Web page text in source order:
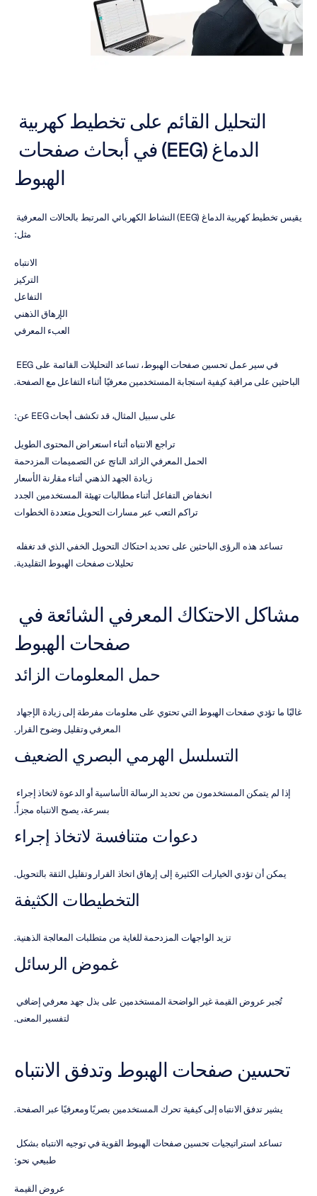
الهبوط
مثل:
الانتباه
التركيز
التفاعل
الإرهاق الذهني
العبء المعرفي
الباحثين على مراقبة كيفية استجابة المستخدمين معرفيًا أثناء التفاعل مع الصفحة.
على سبيل المثال، قد تكشف أبحاث EEG عن:
تراجع الانتباه أثناء استعراض المحتوى الطويل
الحمل المعرفي الزائد الناتج عن التصميمات المزدحمة
زيادة الجهد الذهني أثناء مقارنة الأسعار
انخفاض التفاعل أثناء مطالبات تهيئة المستخدمين الجدد
تراكم التعب عبر مسارات التحويل متعددة الخطوات
تحليلات صفحات الهبوط التقليدية.
صفحات الهبوط
حمل المعلومات الزائد
المعرفي وتقليل وضوح القرار.
التسلسل الهرمي البصري الضعيف
بسرعة، يصبح الانتباه مجزأً.
دعوات متنافسة لاتخاذ إجراء
يمكن أن تؤدي الخيارات الكثيرة إلى إرهاق اتخاذ القرار وتقليل الثقة بالتحويل.
التخطيطات الكثيفة
تزيد الواجهات المزدحمة للغاية من متطلبات المعالجة الذهنية.
غموض الرسائل
لتفسير المعنى.
تحسين صفحات الهبوط وتدفق الانتباه
يشير تدفق الانتباه إلى كيفية تحرك المستخدمين بصريًا ومعرفيًا عبر الصفحة.
طبيعي نحو:
عروض القيمة